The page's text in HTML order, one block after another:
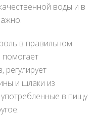
воды и в
в правильном
помогает
и шлаки из
в пищу